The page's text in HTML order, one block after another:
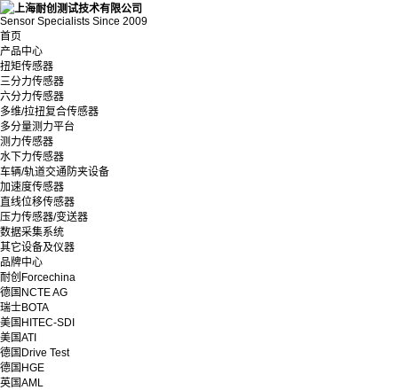
Sensor Specialists Since 2009
首页
产品中心
扭矩传感器
三分力传感器
六分力传感器
多维/拉扭复合传感器
多分量测力平台
测力传感器
水下力传感器
车辆/轨道交通防夹设备
加速度传感器
直线位移传感器
压力传感器/变送器
数据采集系统
其它设备及仪器
品牌中心
耐创Forcechina
德国NCTE AG
瑞士BOTA
美国HITEC-SDI
美国ATI
德国Drive Test
德国HGE
英国AML